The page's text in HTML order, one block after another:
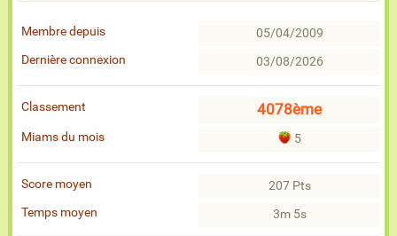
Membre depuis
05/04/2009
Dernière connexion
03/08/2026
Classement 4078ème
Miams du mois 5
Score moyen
207 Pts
Temps moyen
3m 5s